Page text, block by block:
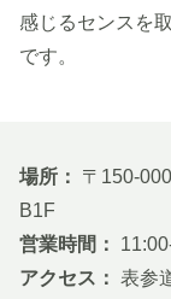
感じるセンスを
です。
場所： 〒150-
B1F
営業時間：
アクセス： 表参